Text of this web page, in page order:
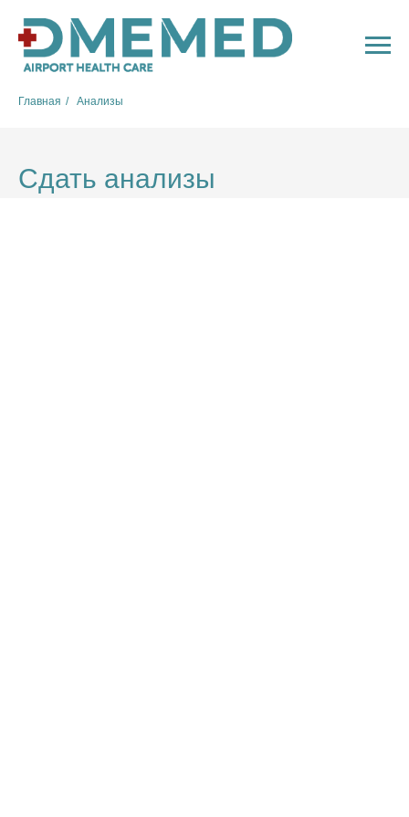
Главная / Анализы
Сдать анализы